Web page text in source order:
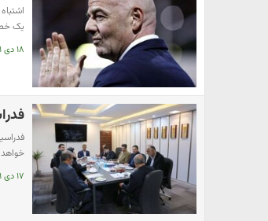
یک
۱۸ دی ۱۴۰۱
۱۷ دی ۱۴۰۱